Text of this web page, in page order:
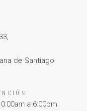
de Santiago
a 6:00pm